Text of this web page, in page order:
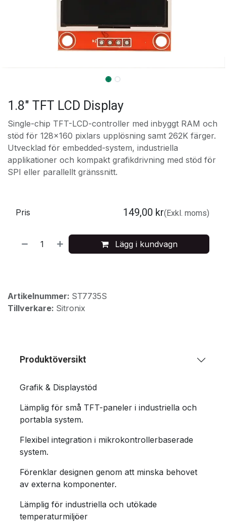
1.8" TFT LCD Display
Single-chip TFT-LCD-controller med inbyggt RAM och
stöd för 128×160 pixlars upplösning samt 262K färger.
Utvecklad för embedded-system, industriella
applikationer och kompakt grafikdrivning med stöd för
SPI eller parallellt gränssnitt.
Lägg i kundvagn
Pris 149,00 kr(Exkl. moms)
Artikelnummer: ST7735S
Tillverkare: Sitronix
Produktöversikt
Grafik & Displaystöd
Lämplig för små TFT-paneler i industriella och
portabla system.
Flexibel integration i mikrokontrollerbaserade
system.
Förenklar designen genom att minska behovet
av externa komponenter.
Lämplig för industriella och utökade
temperaturmiljöer